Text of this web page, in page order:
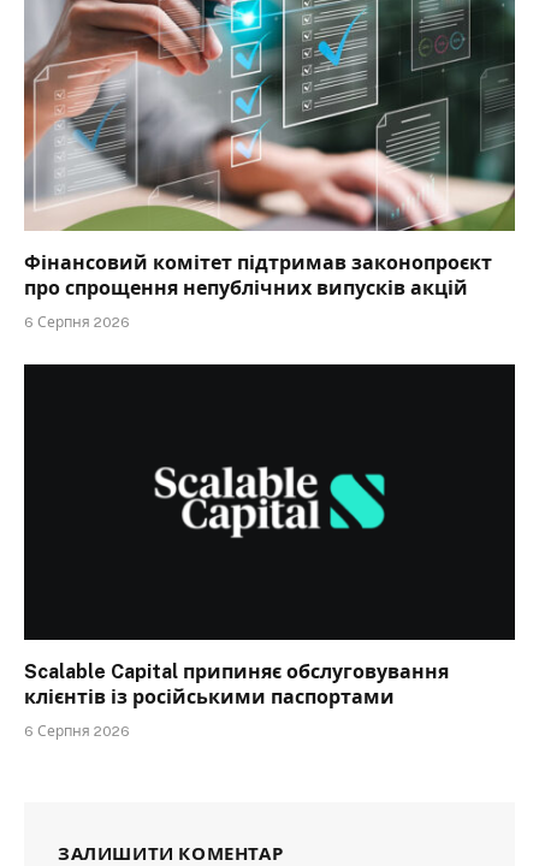
Фінансовий комітет підтримав законопроєкт
про спрощення непублічних випусків акцій
6 Серпня 2026
Scalable Capital припиняє обслуговування
клієнтів із російськими паспортами
6 Серпня 2026
ЗАЛИШИТИ КОМЕНТАР